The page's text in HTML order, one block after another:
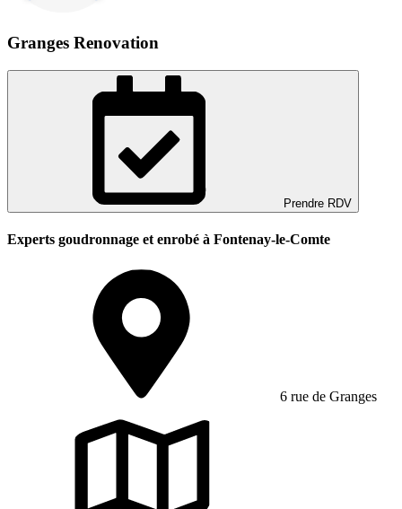
Granges Renovation
Prendre RDV
Experts goudronnage et enrobé à Fontenay-le-Comte
6 rue de Granges